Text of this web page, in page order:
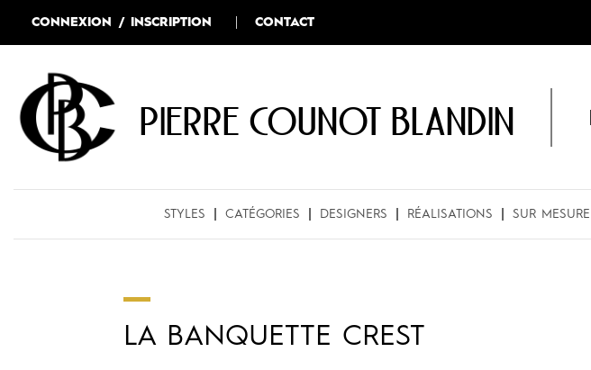
CONNEXION / INSCRIPTION CONTACT
Pierre COUNOT BLANDIN
STYLES CATÉGORIES DESIGNERS RÉALISATIONS SUR MESURE
LA BANQUETTE CREST